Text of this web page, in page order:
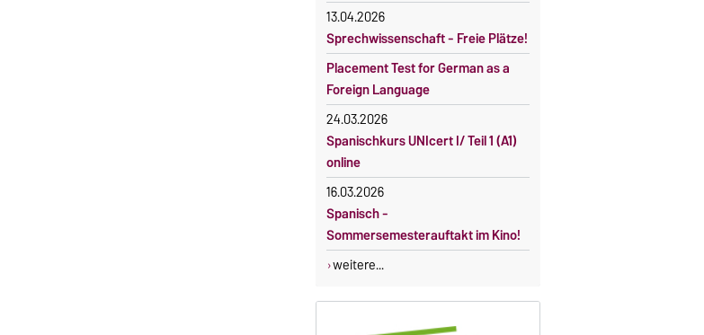
13.04.2026
Sprechwissenschaft - Freie Plätze!
Placement Test for German as a
Foreign Language
24.03.2026
Spanischkurs UNIcert I/ Teil 1 (A1)
online
16.03.2026
Spanisch -
Sommersemesterauftakt im Kino!
weitere...